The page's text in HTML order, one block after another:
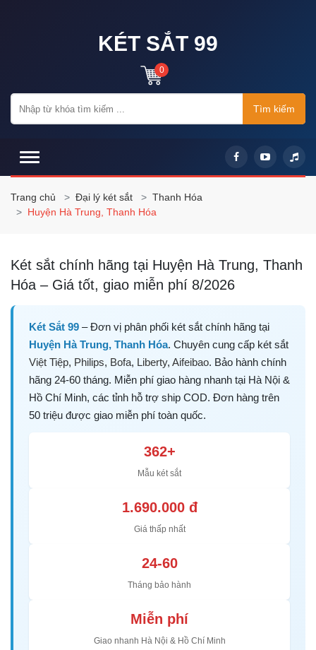
KÉT SẮT 99
0
Tìm kiếm
Trang chủ Đại lý két sắt
Thanh Hóa
Huyện Hà Trung, Thanh Hóa
Két sắt chính hãng tại Huyện Hà Trung, Thanh
Hóa – Giá tốt, giao miễn phí 8/2026
Két Sắt 99 – Đơn vị phân phối két sắt chính hãng tại
Huyện Hà Trung, Thanh Hóa. Chuyên cung cấp két sắt
Việt Tiệp, Philips, Bofa, Liberty, Aifeibao. Bảo hành chính
hãng 24-60 tháng. Miễn phí giao hàng nhanh tại Hà Nội &
Hồ Chí Minh, các tỉnh hỗ trợ ship COD. Đơn hàng trên
50 triệu được giao miễn phí toàn quốc.
362+
Mẫu két sắt
1.690.000 đ
Giá thấp nhất
24-60
Tháng bảo hành
Miễn phí
Giao nhanh Hà Nội & Hồ Chí Minh